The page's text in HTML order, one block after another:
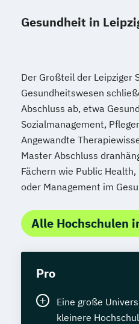
Gesundheit in
Der Großteil der Leipziger
Gesundheitswesen
Abschluss ab, etwa
Sozialmanagement,
Angewandte
Master Abschluss
Fächern wie Public
oder Management im
Alle Hochschulen
Pro
Eine große
kleinere